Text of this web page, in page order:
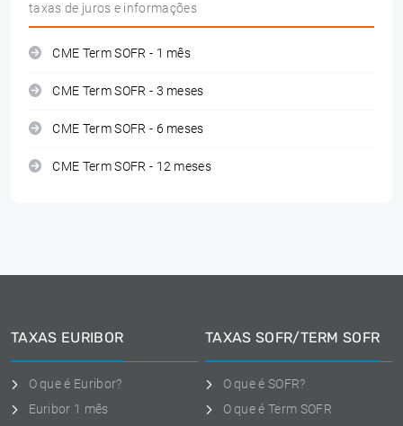
taxas de juros e informações
CME Term SOFR - 1 mês
CME Term SOFR - 3 meses
CME Term SOFR - 6 meses
CME Term SOFR - 12 meses
TAXAS EURIBOR
O que é Euribor?
Euribor 1 mês
TAXAS SOFR/TERM SOFR
O que é SOFR?
O que é Term SOFR